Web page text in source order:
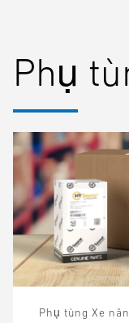
Phụ
Phụ tùng Xe